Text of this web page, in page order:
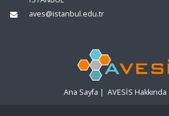
aves@istanbul.edu.tr
Ana Sayfa | AVESİS Hakkında